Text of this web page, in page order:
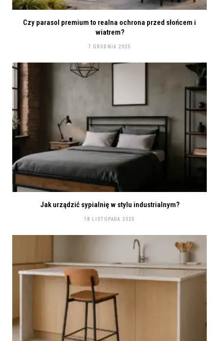
Czy parasol premium to realna ochrona przed słońcem i
wiatrem?
7 GRUDNIA 2025
Jak urządzić sypialnię w stylu industrialnym?
18 LISTOPADA 2025